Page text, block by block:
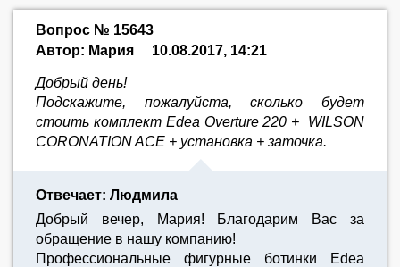
Вопрос № 15643
Автор: Мария
10.08.2017, 14:21
Добрый день!
Подскажите, пожалуйста, сколько будет
стоить комплект Edea Overture 220 + WILSON
CORONATION ACE + установка + заточка.
Отвечает: Людмила
Добрый вечер, Мария! Благодарим Вас за
обращение в нашу компанию!
Профессиональные фигурные ботинки Edea